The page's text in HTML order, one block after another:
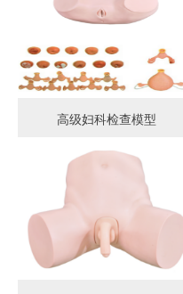
高级妇科检查模型